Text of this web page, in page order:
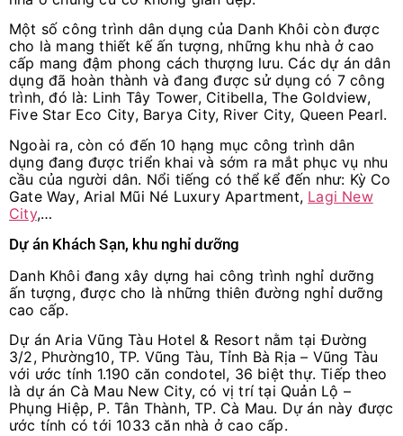
Một số công trình dân dụng của Danh Khôi còn được
cho là mang thiết kế ấn tượng, những khu nhà ở cao
cấp mang đậm phong cách thượng lưu. Các dự án dân
dụng đã hoàn thành và đang được sử dụng có 7 công
trình, đó là: Linh Tây Tower, Citibella, The Goldview,
Five Star Eco City, Barya City, River City, Queen Pearl.
Ngoài ra, còn có đến 10 hạng mục công trình dân
dụng đang được triển khai và sớm ra mắt phục vụ nhu
cầu của người dân. Nổi tiếng có thể kể đến như: Kỳ Co
Gate Way, Arial Mũi Né Luxury Apartment, Lagi New
City,…
Dự án Khách Sạn, khu nghỉ dưỡng
Danh Khôi đang xây dựng hai công trình nghỉ dưỡng
ấn tượng, được cho là những thiên đường nghỉ dưỡng
cao cấp.
Dự án Aria Vũng Tàu Hotel & Resort nằm tại Đường
3/2, Phường10, TP. Vũng Tàu, Tỉnh Bà Rịa – Vũng Tàu
với ước tính 1.190 căn condotel, 36 biệt thự. Tiếp theo
là dự án Cà Mau New City, có vị trí tại Quản Lộ –
Phụng Hiệp, P. Tân Thành, TP. Cà Mau. Dự án này được
ước tính có tới 1033 căn nhà ở cao cấp.